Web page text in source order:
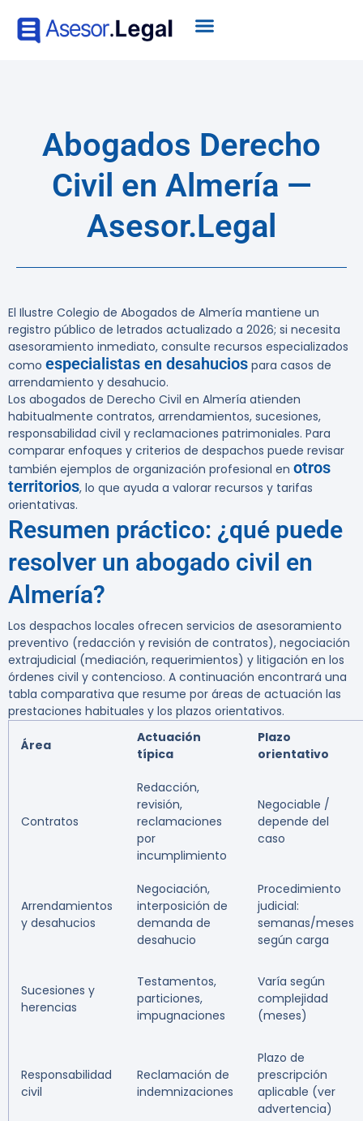
Abogados Derecho
Civil en Almería —
Asesor.Legal
El Ilustre Colegio de Abogados de Almería mantiene un
registro público de letrados actualizado a 2026; si necesita
asesoramiento inmediato, consulte recursos especializados
como especialistas en desahucios para casos de
arrendamiento y desahucio.
Los abogados de Derecho Civil en Almería atienden
habitualmente contratos, arrendamientos, sucesiones,
responsabilidad civil y reclamaciones patrimoniales. Para
comparar enfoques y criterios de despachos puede revisar
también ejemplos de organización profesional en otros
territorios, lo que ayuda a valorar recursos y tarifas
orientativas.
Resumen práctico: ¿qué puede
resolver un abogado civil en
Almería?
Los despachos locales ofrecen servicios de asesoramiento
preventivo (redacción y revisión de contratos), negociación
extrajudicial (mediación, requerimientos) y litigación en los
órdenes civil y contencioso. A continuación encontrará una
tabla comparativa que resume por áreas de actuación las
prestaciones habituales y los plazos orientativos.
Área
Actuación
típica
Plazo
orientativo
Contratos
Redacción,
revisión,
reclamaciones
por
incumplimiento
Negociable /
depende del
caso
Arrendamientos
y desahucios
Negociación,
interposición de
demanda de
desahucio
Procedimiento
judicial:
semanas/meses
según carga
Sucesiones y
herencias
Testamentos,
particiones,
impugnaciones
Varía según
complejidad
(meses)
Responsabilidad
civil
Reclamación de
indemnizaciones
Plazo de
prescripción
aplicable (ver
advertencia)